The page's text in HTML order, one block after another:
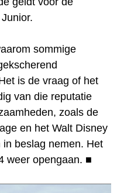
sommige
is de vraag of het
van die reputatie
zoals de
en het Walt Disney
beslag nemen. Het
weer opengaan. ■